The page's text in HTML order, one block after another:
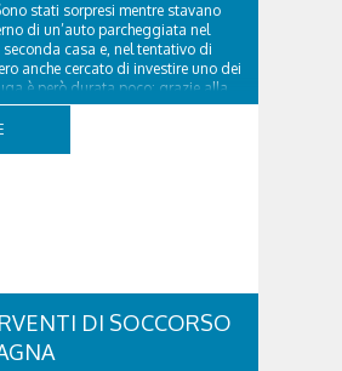
stati sorpresi mentre stavano
di un’auto parcheggiata nel
casa e, nel tentativo di
anche cercato di investire uno dei
è però durata poco: grazie alla
al 112 e all’intervento...
DI SOCCORSO